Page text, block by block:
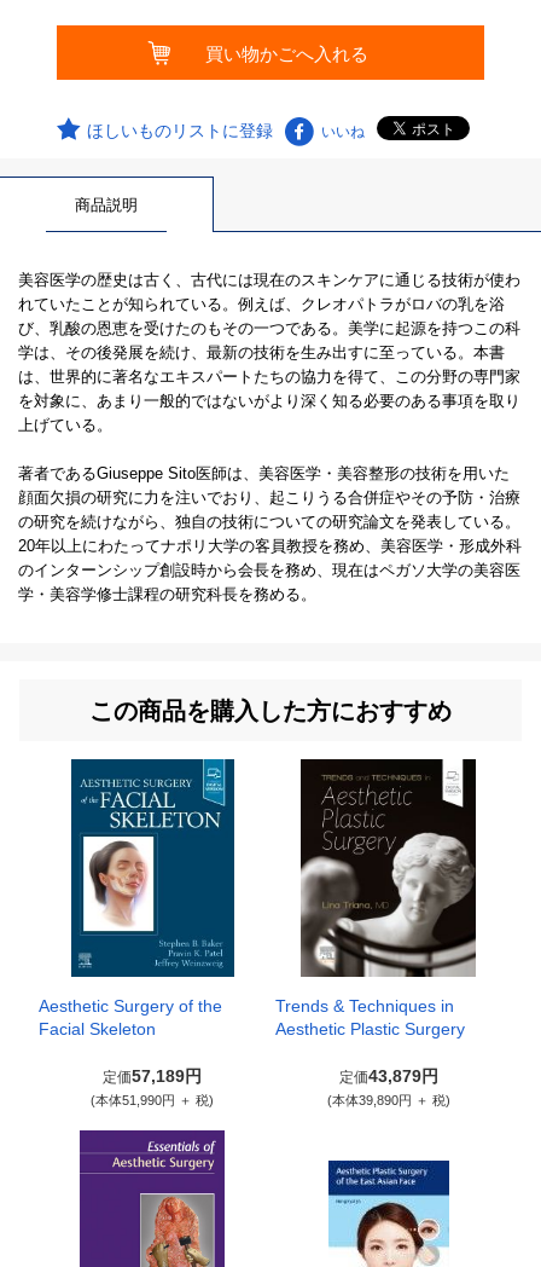
ほしいものリストに登録 いいね
商品説明
美容医学の歴史は古く、古代には現在のスキンケアに通じる技術が使わ
れていたことが知られている。例えば、クレオパトラがロバの乳を浴
び、乳酸の恩恵を受けたのもその一つである。美学に起源を持つこの科
学は、その後発展を続け、最新の技術を生み出すに至っている。本書
は、世界的に著名なエキスパートたちの協力を得て、この分野の専門家
を対象に、あまり一般的ではないがより深く知る必要のある事項を取り
上げている。
著者であるGiuseppe Sito医師は、美容医学・美容整形の技術を用いた
顔面欠損の研究に力を注いでおり、起こりうる合併症やその予防・治療
の研究を続けながら、独自の技術についての研究論文を発表している。
20年以上にわたってナポリ大学の客員教授を務め、美容医学・形成外科
のインターンシップ創設時から会長を務め、現在はペガソ大学の美容医
学・美容学修士課程の研究科長を務める。
この商品を購入した方におすすめ
Aesthetic Surgery of the
Facial Skeleton
定価57,189円
(本体51,990円 ＋ 税)
Trends & Techniques in
Aesthetic Plastic Surgery
定価43,879円
(本体39,890円 ＋ 税)